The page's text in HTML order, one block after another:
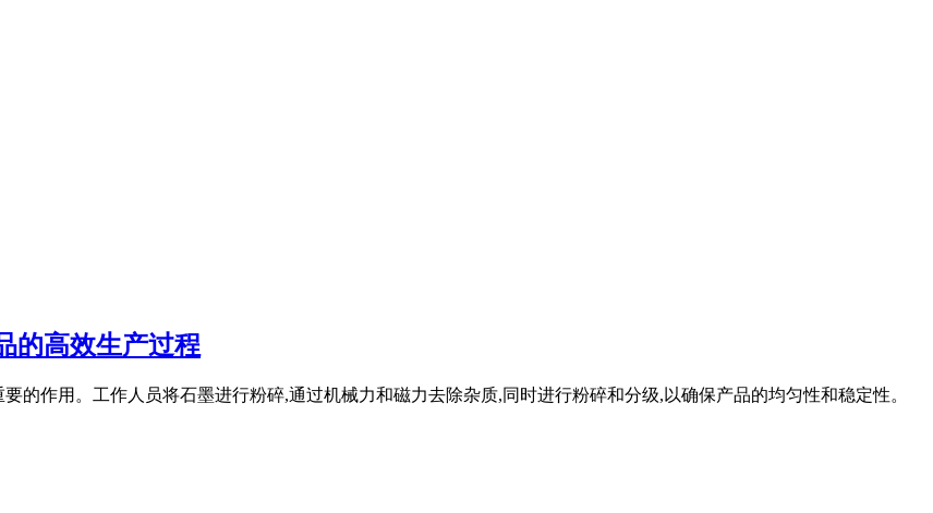
的高效生产过程
的作用。工作人员将石墨进行粉碎,通过机械力和磁力去除杂质,同时进行粉碎和分级,以确保产品的均匀性和稳定性。